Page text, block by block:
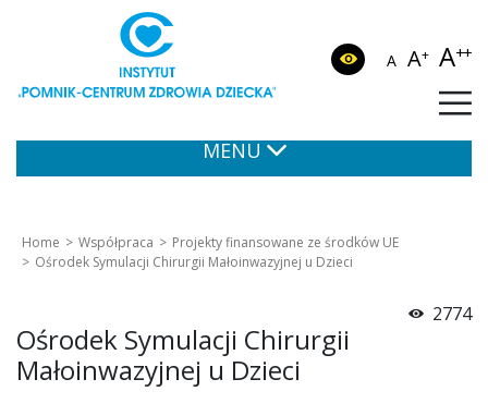
A A+ A++
MENU
Home Współpraca
Projekty finansowane ze środków UE
Ośrodek Symulacji Chirurgii Małoinwazyjnej u Dzieci
2774
Ośrodek Symulacji Chirurgii
Małoinwazyjnej u Dzieci